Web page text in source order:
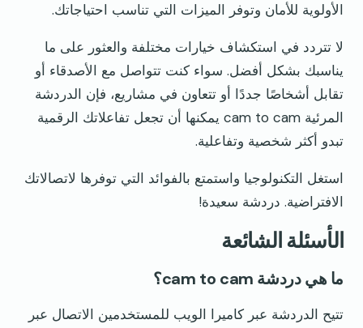
الأولوية للأمان وتوفر الميزات التي تناسب احتياجاتك.
لا تتردد في استكشاف خيارات مختلفة والعثور على ما
يناسبك بشكل أفضل. سواء كنت تتواصل مع الأصدقاء أو
تقابل أشخاصًا جددًا أو تتعاون في مشاريع، فإن الدردشة
المرئية cam to cam يمكنها أن تجعل تفاعلاتك الرقمية
تبدو أكثر شخصية وتفاعلية.
استغل التكنولوجيا واستمتع بالفوائد التي توفرها لاتصالاتك
الافتراضية. دردشة سعيدة!
الأسئلة الشائعة
ما هي دردشة cam to cam؟
تتيح الدردشة عبر كاميرا الويب للمستخدمين الاتصال عبر